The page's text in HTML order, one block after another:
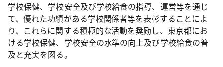
学校保健、学校安全及び学校給食の指導、運営等を通じ
て、優れた功績がある学校関係者等を表彰することによ
り、これらに関する積極的な活動を奨励し、東京都にお
ける学校保健、学校安全の水準の向上及び学校給食の普
及と充実を図る。